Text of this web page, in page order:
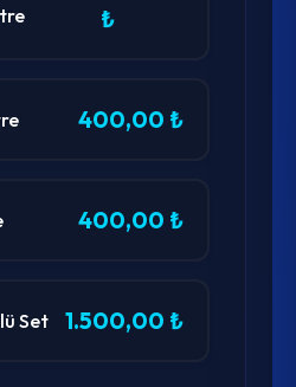
₺
400,00 ₺
400,00 ₺
Set 1.500,00 ₺